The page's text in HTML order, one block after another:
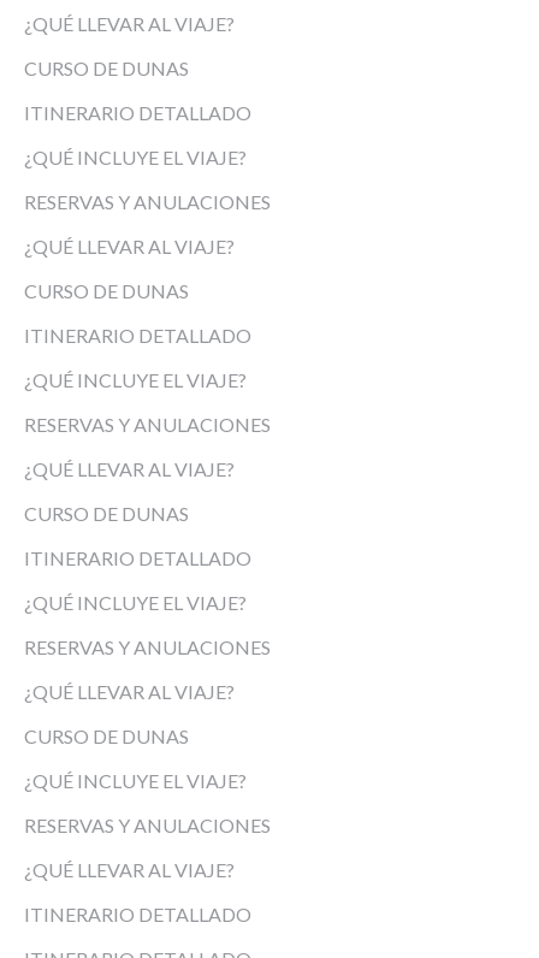
¿QUÉ LLEVAR AL VIAJE?
CURSO DE DUNAS
ITINERARIO DETALLADO
¿QUÉ INCLUYE EL VIAJE?
RESERVAS Y ANULACIONES
¿QUÉ LLEVAR AL VIAJE?
CURSO DE DUNAS
ITINERARIO DETALLADO
¿QUÉ INCLUYE EL VIAJE?
RESERVAS Y ANULACIONES
¿QUÉ LLEVAR AL VIAJE?
CURSO DE DUNAS
ITINERARIO DETALLADO
¿QUÉ INCLUYE EL VIAJE?
RESERVAS Y ANULACIONES
¿QUÉ LLEVAR AL VIAJE?
CURSO DE DUNAS
¿QUÉ INCLUYE EL VIAJE?
RESERVAS Y ANULACIONES
¿QUÉ LLEVAR AL VIAJE?
ITINERARIO DETALLADO